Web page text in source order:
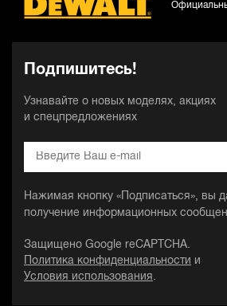
Подпишитесь!
Узнавайте о новых моделях, акциях
и спецпредложениях
Нажимая кнопку «Подписаться», вы
получение информационных
Защищено Google reCAPTCHA.
Политика конфиденциальности
и
Условия использования .